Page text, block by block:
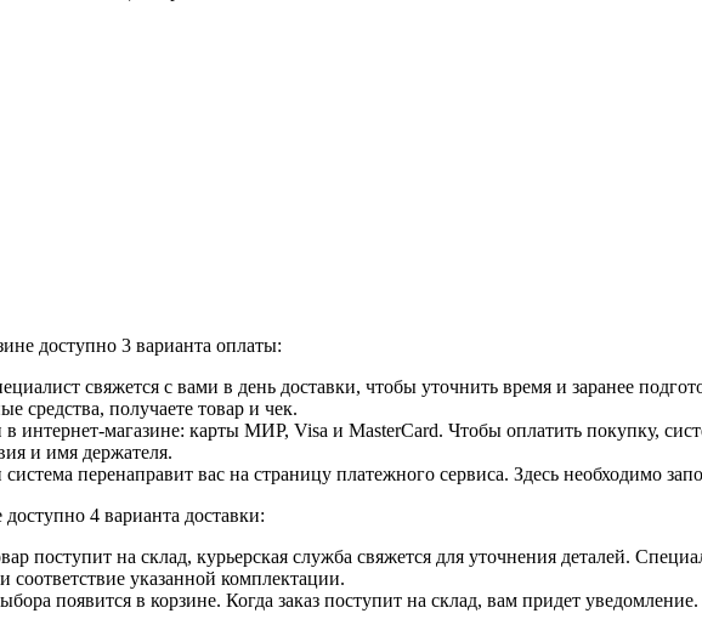
доступно 3 варианта оплаты:
свяжется с вами в день доставки, чтобы уточнить время и заранее
средства, получаете товар и чек.
интернет-магазине: карты МИР, Visa и MasterCard. Чтобы оплатить покупку,
и имя держателя.
перенаправит вас на страницу платежного сервиса. Здесь необходимо
4 варианта доставки:
поступит на склад, курьерская служба свяжется для уточнения деталей.
соответствие указанной комплектации.
появится в корзине. Когда заказ поступит на склад, вам придет